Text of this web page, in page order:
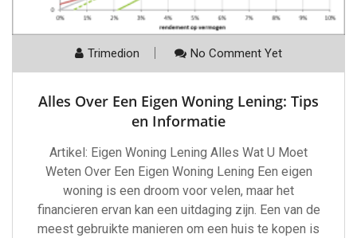
Trimedion No Comment Yet
Alles Over Een Eigen Woning Lening: Tips
en Informatie
Artikel: Eigen Woning Lening Alles Wat U Moet
Weten Over Een Eigen Woning Lening Een eigen
woning is een droom voor velen, maar het
financieren ervan kan een uitdaging zijn. Een van de
meest gebruikte manieren om een huis te kopen is